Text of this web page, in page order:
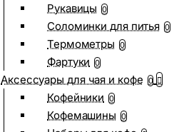
Рукавицы 0
Соломинки для питья 0
Термометры 0
Фартуки 0
Аксессуары для чая и кофе 0
Кофейники 0
Кофемашины 0